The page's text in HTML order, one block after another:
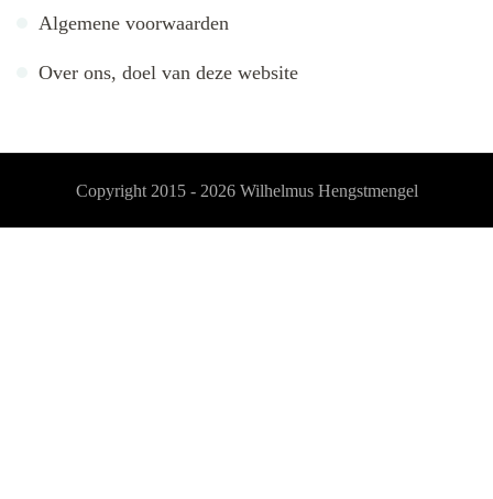
Algemene voorwaarden
Over ons, doel van deze website
Copyright 2015 - 2026 Wilhelmus Hengstmengel